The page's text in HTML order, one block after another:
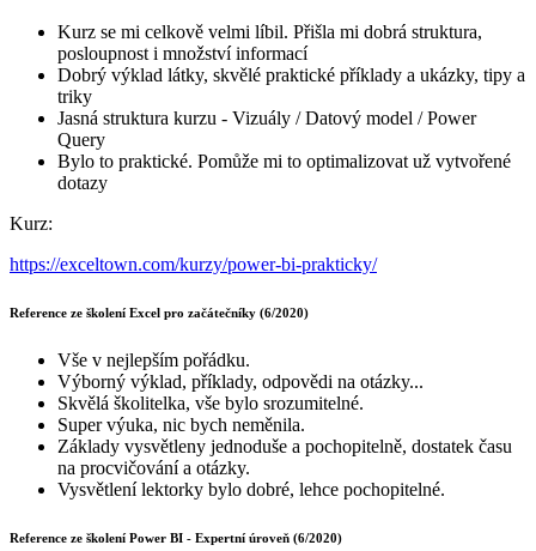
Kurz se mi celkově velmi líbil. Přišla mi dobrá struktura,
posloupnost i množství informací
Dobrý výklad látky, skvělé praktické příklady a ukázky, tipy a
triky
Jasná struktura kurzu - Vizuály / Datový model / Power
Query
Bylo to praktické. Pomůže mi to optimalizovat už vytvořené
dotazy
Kurz:
https://exceltown.com/kurzy/power-bi-prakticky/
Reference ze školení Excel pro začátečníky (6/2020)
Vše v nejlepším pořádku.
Výborný výklad, příklady, odpovědi na otázky...
Skvělá školitelka, vše bylo srozumitelné.
Super výuka, nic bych neměnila.
Základy vysvětleny jednoduše a pochopitelně, dostatek času
na procvičování a otázky.
Vysvětlení lektorky bylo dobré, lehce pochopitelné.
Reference ze školení Power BI - Expertní úroveň (6/2020)